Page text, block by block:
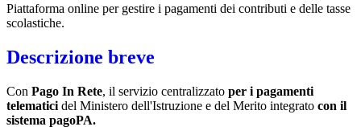
Piattaforma online per gestire i pagamenti dei contributi e delle tasse
scolastiche.
Descrizione breve
Con Pago In Rete, il servizio centralizzato per i pagamenti
telematici del Ministero dell'Istruzione e del Merito integrato con il
sistema pagoPA.